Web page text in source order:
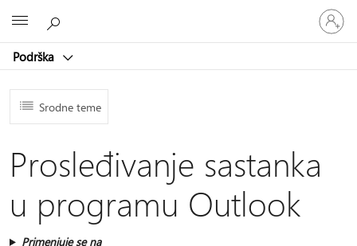
Podrška
Prijavite
se
na
Srodne teme
Prosleđivanje sastanka
u programu Outlook
Primenjuje se na